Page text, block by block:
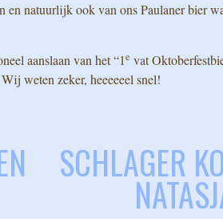
en natuurlijk ook van ons Paulaner bier
aanslaan van het “1e vat
weten zeker, heeeeeel snel!
SCHLAGER